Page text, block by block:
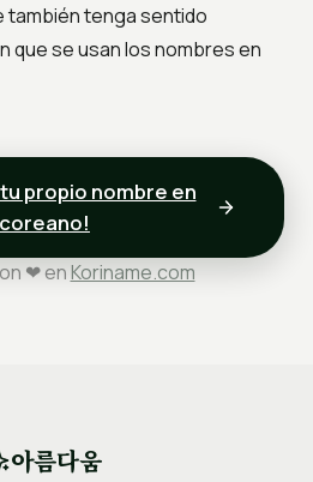
también tenga sentido
que se usan los nombres en
propio nombre en
coreano!
❤ en Koriname.com
아름다움